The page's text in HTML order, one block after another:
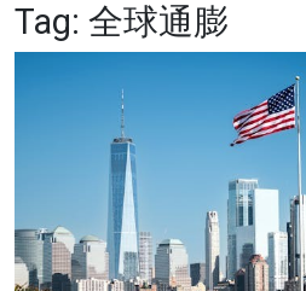
健康
名家榜
Tag: 全球通膨